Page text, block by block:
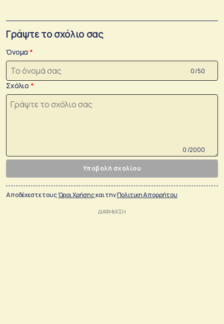
Γράψτε το σχόλιο σας
Όνομα
0 /50
Σχόλιο
0 /2000
Υποβολή σχολίου
Αποδέχεστε τουςΌροι Χρήσηςκαι τηνΠολιτικη Απορρήτου